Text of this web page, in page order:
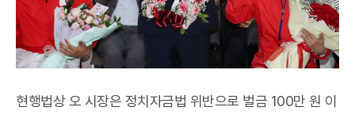
현행법상 오 시장은 정치자금법 위반으로 벌금 100만 원 이